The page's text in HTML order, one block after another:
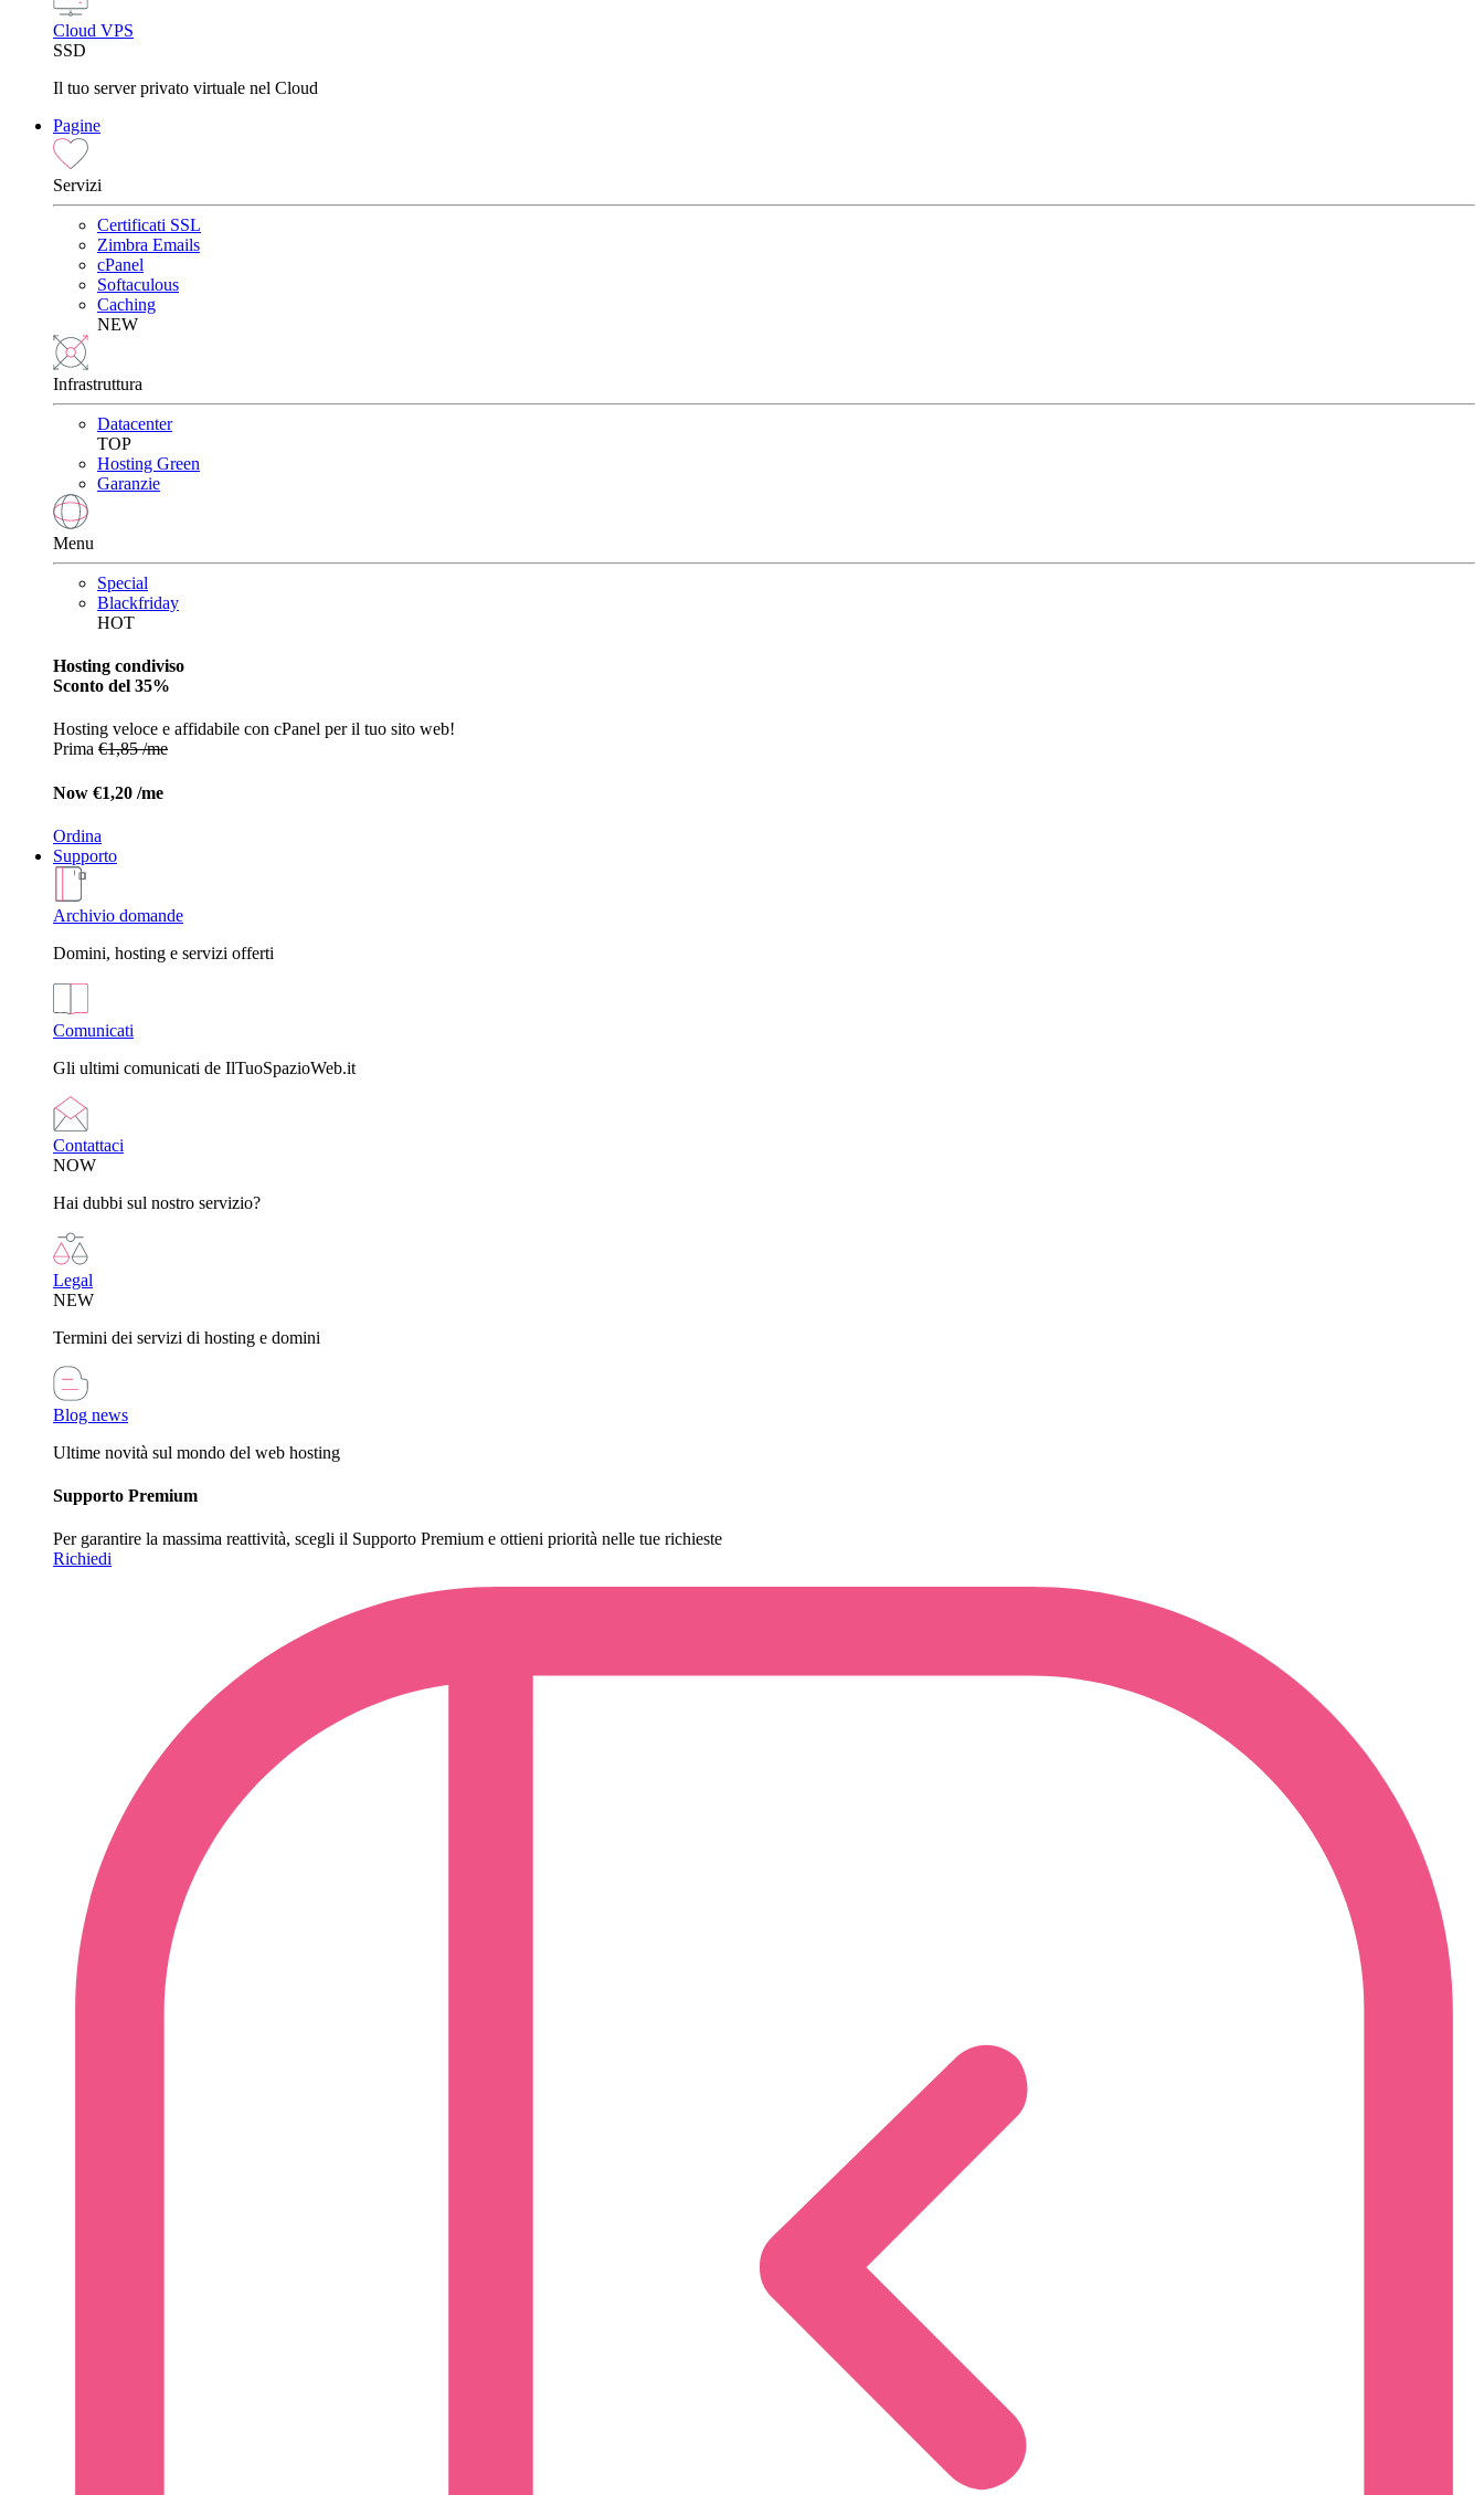
Cloud VPS
SSD
Il tuo server privato virtuale nel Cloud
Pagine
Servizi
Certificati SSL
Zimbra Emails
cPanel
Softaculous
Caching
NEW
Infrastruttura
Datacenter
TOP
Hosting Green
Garanzie
Menu
Special
Blackfriday
HOT
Hosting condiviso
Sconto del 35%
Hosting veloce e affidabile con cPanel per il tuo sito web!
Prima €1,85 /me
Now €1,20 /me
Ordina
Supporto
Archivio domande
Domini, hosting e servizi offerti
Comunicati
Gli ultimi comunicati de IlTuoSpazioWeb.it
Contattaci
NOW
Hai dubbi sul nostro servizio?
Legal
NEW
Termini dei servizi di hosting e domini
Blog news
Ultime novità sul mondo del web hosting
Supporto Premium
Per garantire la massima reattività, scegli il Supporto Premium e ottieni priorità nelle tue richieste
Richiedi